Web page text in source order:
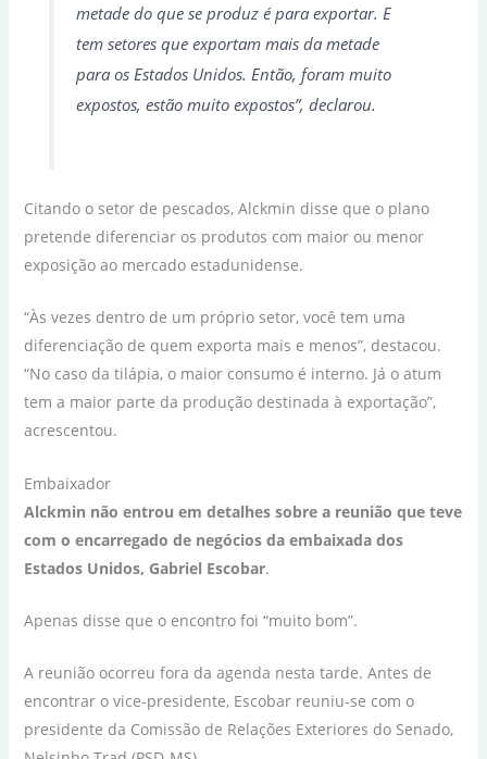
metade do que se produz é para exportar. E
tem setores que exportam mais da metade
para os Estados Unidos. Então, foram muito
expostos, estão muito expostos”, declarou.
Citando o setor de pescados, Alckmin disse que o plano
pretende diferenciar os produtos com maior ou menor
exposição ao mercado estadunidense.
“Às vezes dentro de um próprio setor, você tem uma
diferenciação de quem exporta mais e menos”, destacou.
“No caso da tilápia, o maior consumo é interno. Já o atum
tem a maior parte da produção destinada à exportação”,
acrescentou.
Embaixador
Alckmin não entrou em detalhes sobre a reunião que teve
com o encarregado de negócios da embaixada dos
Estados Unidos, Gabriel Escobar.
Apenas disse que o encontro foi “muito bom”.
A reunião ocorreu fora da agenda nesta tarde. Antes de
encontrar o vice-presidente, Escobar reuniu-se com o
presidente da Comissão de Relações Exteriores do Senado,